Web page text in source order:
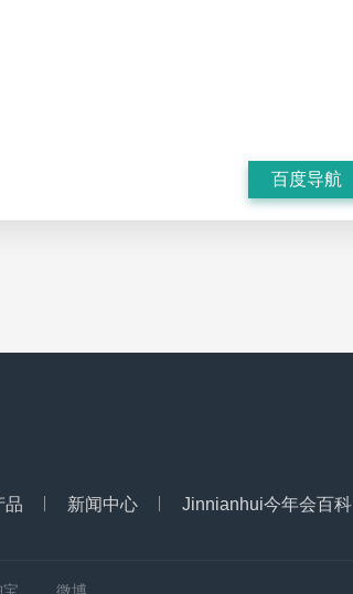
百度导航
品 新闻中心 Jinnianhui今年会百科